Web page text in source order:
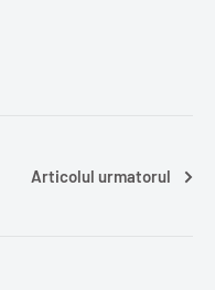
Articolul urmatorul